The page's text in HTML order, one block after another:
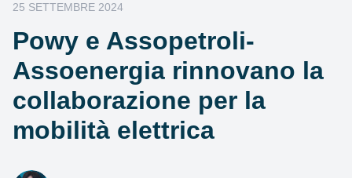
25 SETTEMBRE 2024
Powy e Assopetroli-
Assoenergia rinnovano la
collaborazione per la
mobilità elettrica